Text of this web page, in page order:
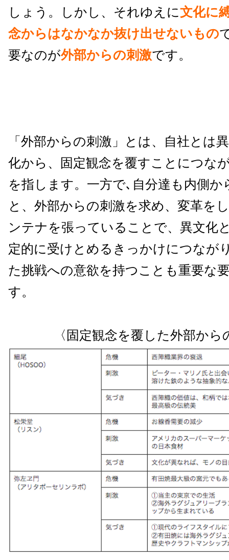
しょう。しかし、それゆえに文化に
念からはなかなか抜け出せないもの
要なのが外部からの刺激です。
「外部からの刺激」とは、自社とは
化から、固定観念を覆すことにつな
を指します。一方で､自分達も内側か
と、外部からの刺激を求め、変革を
ンテナを張っていることで、異文化
定的に受けとめるきっかけにつなが
た挑戦への意欲を持つことも重要な
す。
〈固定観念を覆した外部から